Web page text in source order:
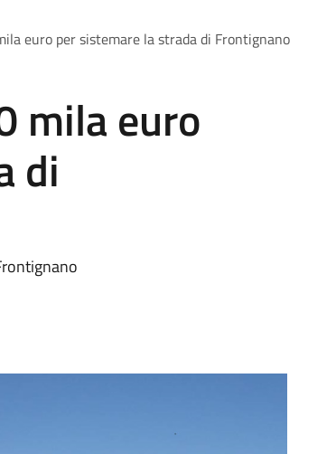
euro per sistemare la strada di Frontignano
mila euro
di